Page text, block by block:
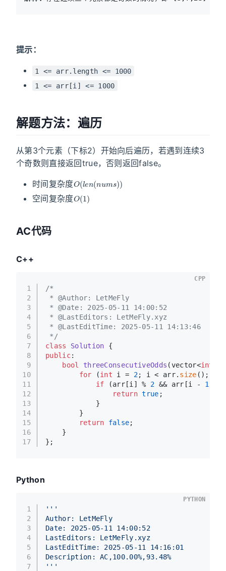
提示：
1 <= arr.length <= 1000
1 <= arr[i] <= 1000
解题方法：遍历
从第3个元素（下标2）开始向后遍历，若遇到连续3
个奇数则直接返回true，否则返回false。
时间复杂度
空间复杂度
O (1)
AC代码
C++
1
2
3
4
5
6
7
8
9
10
11
12
13
14
15
16
17
/*
* @Author: LetMeFly
* @Date: 2025-05-11 14:00:52
* @LastEditors: LetMeFly.xyz
* @LastEditTime: 2025-05-11 14:13:46
*/
class
Solution {
public:
bool
threeConsecutiveOdds (vector<int
for (int i = 2; i < arr. size ();
if (arr[i] % 2 && arr[i - 1
return true ;
            }
        }
return
false;
    }
};
CPP
Python
1
2
3
4
5
6
7
'''
Author: LetMeFly
Date: 2025-05-11 14:00:52
LastEditors: LetMeFly.xyz
LastEditTime: 2025-05-11 14:16:01
Description: AC,100.00%,93.48%
'''
PYTHON